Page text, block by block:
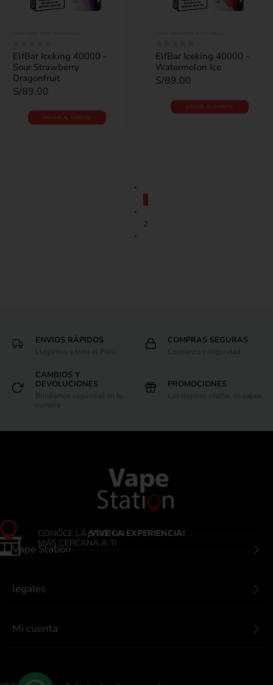
0out of 5
ElfBar Iceking 40000 -
Sour Strawberry
Dragonfruit
S/89.00
AÑADIR AL CARRITO
0out of 5
ElfBar Iceking 40000 -
Watermelon Ice
S/89.00
AÑADIR AL CARRITO
1
2
ENVIOS RÁPIDOS
Llegamos a todo el Perú.
COMPRAS SEGURAS
Confianza y seguridad
CAMBIOS Y
DEVOLUCIONES
Brindamos seguridad en tu
compra.
PROMOCIONES
Las mejores ofertas en vapes.
¡VIVE LA EXPERIENCIA!
CONÓCE LA STATION
MÁS CERCANA A TI
Vape Station
legales
Mi cuenta